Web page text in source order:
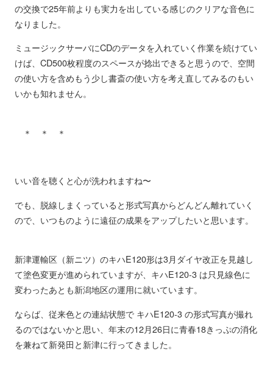
の交換で25年前よりも実力を出している感じのクリアな音色に
なりました。
ミュージックサーバにCDのデータを入れていく作業を続けてい
けば、CD500枚程度のスペースが捻出できると思うので、空間
の使い方を含めもう少し書斎の使い方を考え直してみるのもい
いかも知れません。
＊ ＊ ＊
いい音を聴くと心が洗われますね〜
でも、脱線しまくっていると形式写真からどんどん離れていく
ので、いつものように遠征の成果をアップしたいと思います。
新津運輸区（新ニツ）のキハE120形は3月ダイヤ改正を見越し
て塗色変更が進められていますが、キハE120-3 は只見線色に
変わったあとも新潟地区の運用に就いています。
ならば、従来色との連結状態で キハE120-3 の形式写真が撮れ
るのではないかと思い、年末の12月26日に青春18きっぷの消化
を兼ねて新発田と新津に行ってきました。